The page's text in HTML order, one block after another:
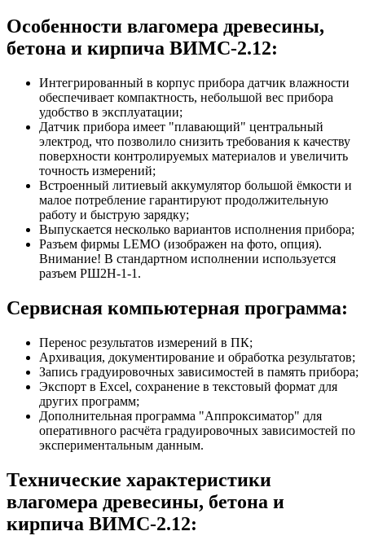
Особенности влагомера древесины,
бетона и кирпича ВИМС-2.12:
Интегрированный в корпус прибора датчик влажности
обеспечивает компактность, небольшой вес прибора
удобство в эксплуатации;
Датчик прибора имеет "плавающий" центральный
электрод, что позволило снизить требования к качеству
поверхности контролируемых материалов и увеличить
точность измерений;
Встроенный литиевый аккумулятор большой ёмкости и
малое потребление гарантируют продолжительную
работу и быструю зарядку;
Выпускается несколько вариантов исполнения прибора;
Разъем фирмы LEMO (изображен на фото, опция).
Внимание! В стандартном исполнении используется
разъем РШ2Н-1-1.
Сервисная компьютерная программа:
Перенос результатов измерений в ПК;
Архивация, документирование и обработка результатов;
Запись градуировочных зависимостей в память прибора;
Экспорт в Excel, сохранение в текстовый формат для
других программ;
Дополнительная программа "Аппроксиматор" для
оперативного расчёта градуировочных зависимостей по
экспериментальным данным.
Технические характеристики
влагомера древесины, бетона и
кирпича ВИМС-2.12: